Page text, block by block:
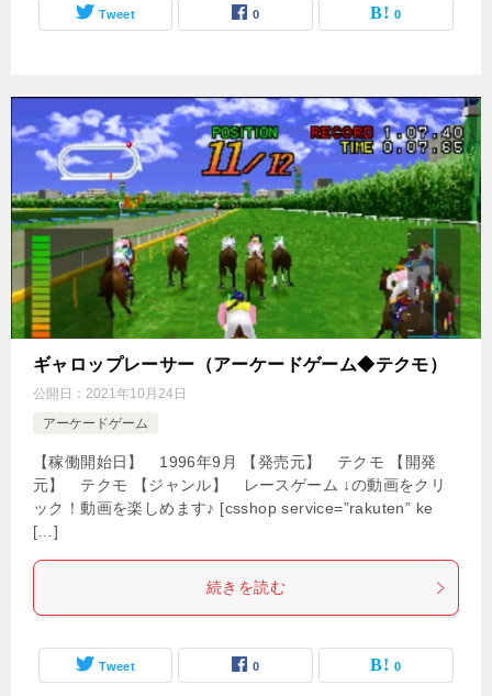
Tweet 0 0
ギャロップレーサー（アーケードゲーム◆テクモ）
公開日： 2021年10月24日
アーケードゲーム
【稼働開始日】 1996年9月 【発売元】 テクモ 【開発
元】 テクモ 【ジャンル】 レースゲーム ↓の動画をクリ
ック！動画を楽しめます♪ [csshop service=”rakuten” ke
[…]
続きを読む
Tweet 0 0